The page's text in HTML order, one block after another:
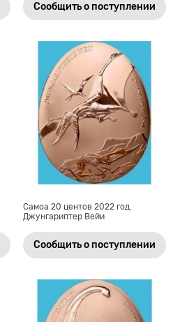
Сообщить о поступлении
Самоа 20 центов 2022 год.
Джунгариптер Вейи
Сообщить о поступлении